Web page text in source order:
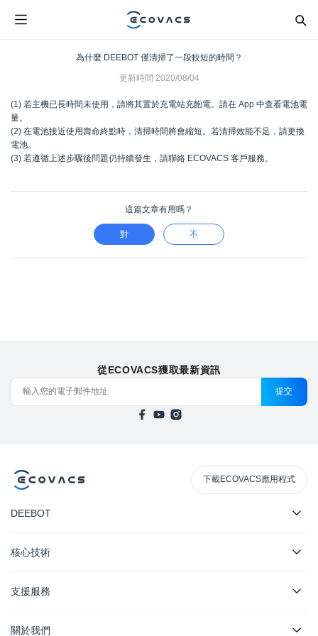
為什麼 DEEBOT 僅清掃了一段較短的時間？
更新時間 2020/08/04
(1) 若主機已長時間未使用，請將其置於充電站充飽電。請在 App 中查看電池電
量。
(2) 在電池接近使用壽命終點時，清掃時間將會縮短。若清掃效能不足，請更換
電池。
(3) 若遵循上述步驟後問題仍持續發生，請聯絡 ECOVACS 客戶服務。
這篇文章有用嗎？
對 不
從ECOVACS獲取最新資訊
提交
下載ECOVACS應用程式
DEEBOT
核心技術
支援服務
關於我們